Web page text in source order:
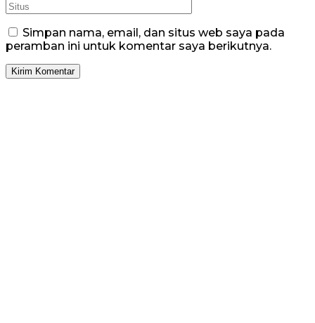
Simpan nama, email, dan situs web saya pada
peramban ini untuk komentar saya berikutnya.